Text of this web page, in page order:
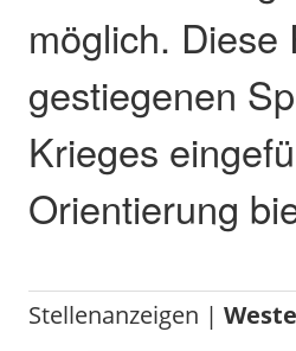
möglich.
gestiegenen
Krieges
Orientierung
Stellenanzeigen |